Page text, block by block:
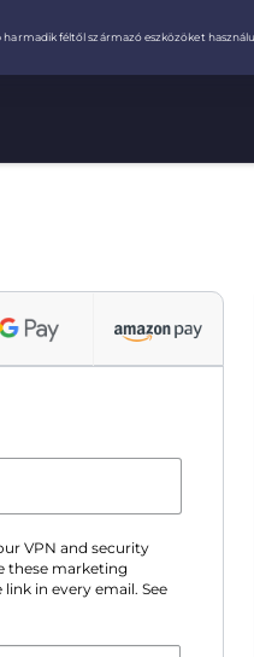
VPN and security
these marketing
in every email. See